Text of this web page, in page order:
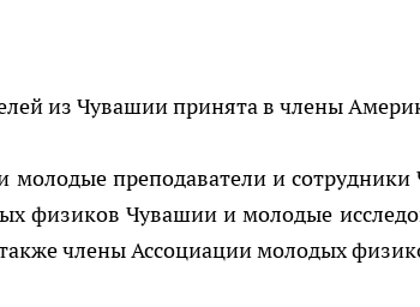
из Чувашии принята в члены
молодые преподаватели и сотрудники
физиков Чувашии и молодые
члены Ассоциации молодых